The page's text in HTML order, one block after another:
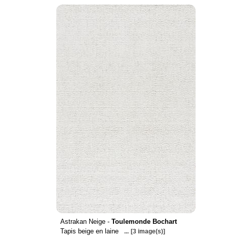
Astrakan Neige - Toulemonde Bochart
Tapis beige en laine
... [3 image(s)]